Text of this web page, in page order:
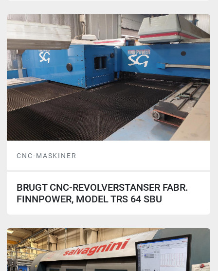
CNC-MASKINER
BRUGT CNC-REVOLVERSTANSER FABR.
FINNPOWER, MODEL TRS 64 SBU